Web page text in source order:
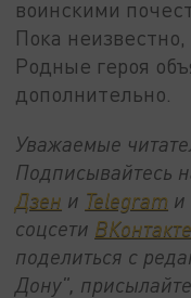
воинскими
Пока неизвестно,
Родные героя
дополнительно.
Уважаемые
Подписывайтесь
Дзен и Telegram и
соцсети ВКонтакте
поделиться с
Дону",